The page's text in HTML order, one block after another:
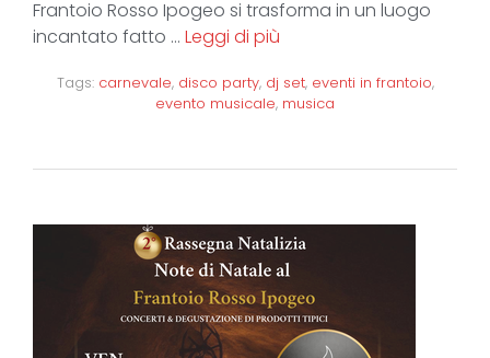
Frantoio Rosso Ipogeo si trasforma in un luogo
incantato fatto … Leggi di più
Tags: carnevale, disco party, dj set, eventi in frantoio,
evento musicale, musica